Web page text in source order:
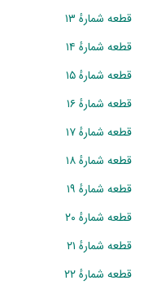
قطعه شمارهٔ ۱۳
قطعه شمارهٔ ۱۴
قطعه شمارهٔ ۱۵
قطعه شمارهٔ ۱۶
قطعه شمارهٔ ۱۷
قطعه شمارهٔ ۱۸
قطعه شمارهٔ ۱۹
قطعه شمارهٔ ۲۰
قطعه شمارهٔ ۲۱
قطعه شمارهٔ ۲۲